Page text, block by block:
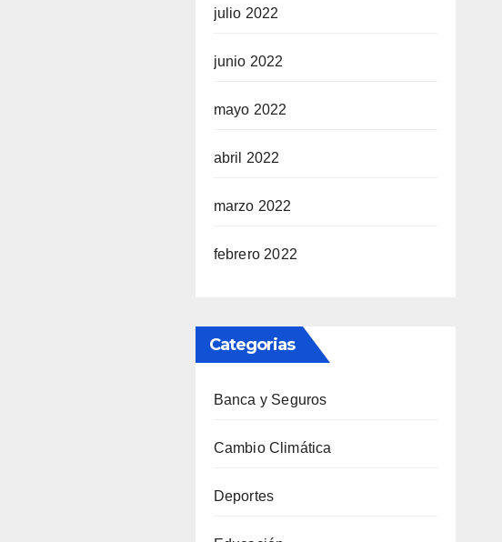
julio 2022
junio 2022
mayo 2022
abril 2022
marzo 2022
febrero 2022
Categorias
Banca y Seguros
Cambio Climática
Deportes